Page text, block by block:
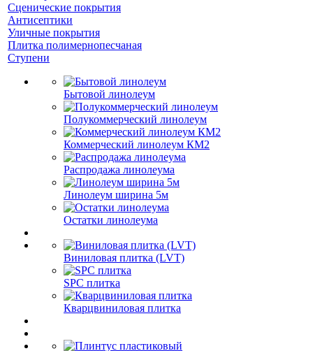
Сценические покрытия
Антисептики
Уличные покрытия
Плитка полимернопесчаная
Ступени
Бытовой линолеум
Полукоммерческий линолеум
Коммерческий линолеум КМ2
Распродажа линолеума
Линолеум ширина 5м
Остатки линолеума
Виниловая плитка (LVT)
SPC плитка
Кварцвиниловая плитка